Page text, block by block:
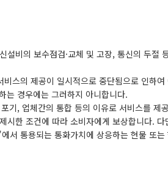
설비의 보수점검·교체 및 고장, 통신의 두절
스의 제공이 일시적으로 중단됨으로 인하
는 경우에는 그러하지 아니합니다.
기, 업체간의 통합 등의 이유로 서비스를
시한 조건에 따라 소비자에게 보상합니다.
서 통용되는 통화가치에 상응하는 현물 또